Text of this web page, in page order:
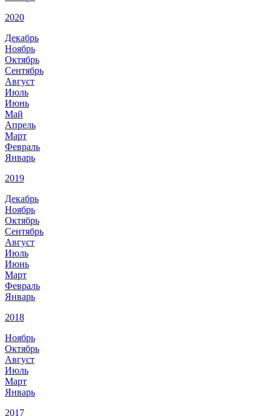
2020
Декабрь
Ноябрь
Октябрь
Сентябрь
Август
Июль
Июнь
Май
Апрель
Март
Февраль
Январь
2019
Декабрь
Ноябрь
Октябрь
Сентябрь
Август
Июль
Июнь
Март
Февраль
Январь
2018
Ноябрь
Октябрь
Август
Июль
Март
Январь
2017